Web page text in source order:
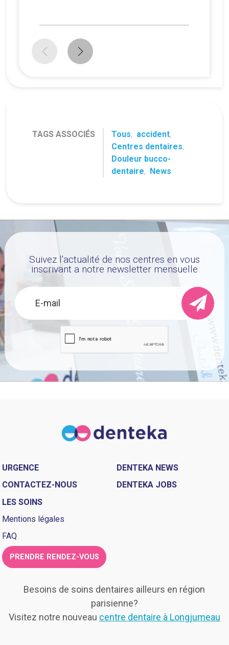
TAGS ASSOCIÉS Tous, accident,
Centres dentaires,
Douleur bucco-
dentaire, News
Suivez l'actualité de nos centres en vous
inscrivant a notre newsletter mensuelle
URGENCE
CONTACTEZ-NOUS
LES SOINS
DENTEKA NEWS
DENTEKA JOBS
Mentions légales
FAQ
PRENDRE RENDEZ-VOUS
Besoins de soins dentaires ailleurs en région
parisienne?
Visitez notre nouveau centre dentaire à Longjumeau